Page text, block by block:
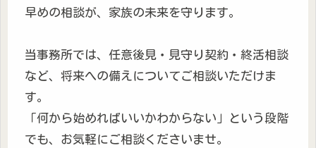
早めの相談が、家族の未来を守ります。
当事務所では、任意後見・見守り契約・終活相談
など、将来への備えについてご相談いただけま
す。
「何から始めればいいかわからない」という段階
でも、お気軽にご相談くださいませ。